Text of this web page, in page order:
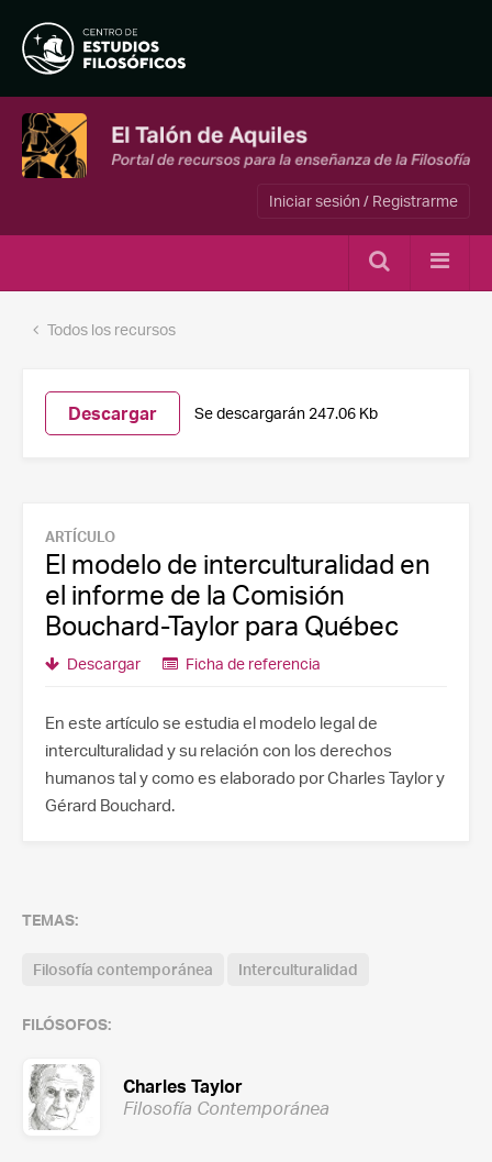
Iniciar sesión / Registrarme
Todos los recursos
Descargar Se descargarán 247.06 Kb
ARTÍCULO
El modelo de interculturalidad en
el informe de la Comisión
Bouchard-Taylor para Québec
Descargar Ficha de referencia
En este artículo se estudia el modelo legal de
interculturalidad y su relación con los derechos
humanos tal y como es elaborado por Charles Taylor y
Gérard Bouchard.
TEMAS:
Filosofía contemporánea Interculturalidad
FILÓSOFOS:
Charles Taylor
Filosofía Contemporánea